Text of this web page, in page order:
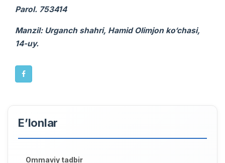
Parol. 753414
Manzil: Urganch shahri, Hamid Olimjon ko‘chasi,
14-uy.
E’lonlar
Ommaviy tadbir